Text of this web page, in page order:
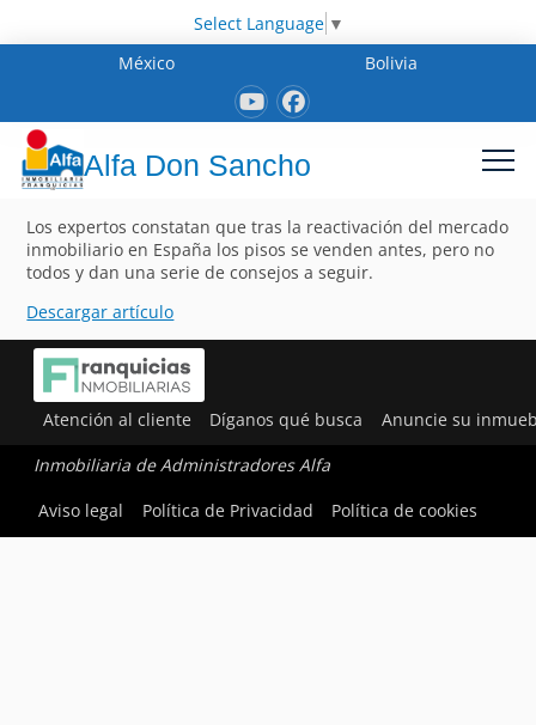
Select Language ▼
México
Bolivia
Alfa Don Sancho
Los expertos constatan que tras la reactivación del mercado
inmobiliario en España los pisos se venden antes, pero no
todos y dan una serie de consejos a seguir.
Descargar artículo
Atención al cliente Díganos qué busca Anuncie su
Inmobiliaria de Administradores Alfa
Aviso legal
Política de Privacidad Política de cookies